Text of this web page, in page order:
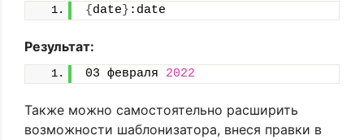
{ date } :date
Результат:
03 февраля 2022
Также можно самостоятельно расширить
возможности шаблонизатора, внеся правки в